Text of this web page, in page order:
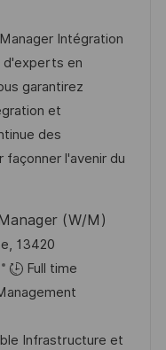
Intégration
d'experts en
garantirez
et
des
façonner l'avenir du
(W/M)
13420
Full time
Infrastructure et